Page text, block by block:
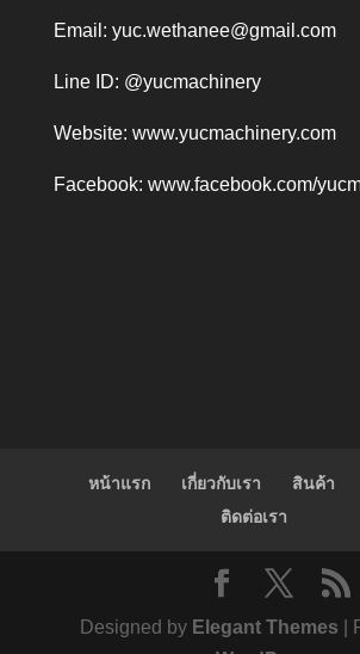
Email: yuc.wethanee@gmail.com
Line ID: @yucmachinery
Website: www.yucmachinery.com
Facebook: www.facebook.com/
หน้าแรก เกี่ยวกับเรา สินค้า
ติดต่อเรา
Designed by Elegant Themes |